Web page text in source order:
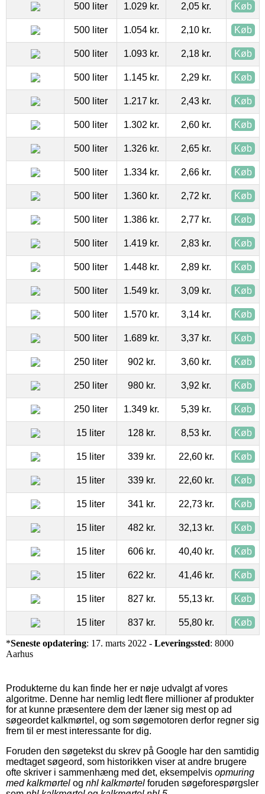
500 liter 1.029 kr. 2,05 kr. Køb
500 liter 1.054 kr. 2,10 kr. Køb
500 liter 1.093 kr. 2,18 kr. Køb
500 liter 1.145 kr. 2,29 kr. Køb
500 liter 1.217 kr. 2,43 kr. Køb
500 liter 1.302 kr. 2,60 kr. Køb
500 liter 1.326 kr. 2,65 kr. Køb
500 liter 1.334 kr. 2,66 kr. Køb
500 liter 1.360 kr. 2,72 kr. Køb
500 liter 1.386 kr. 2,77 kr. Køb
500 liter 1.419 kr. 2,83 kr. Køb
500 liter 1.448 kr. 2,89 kr. Køb
500 liter 1.549 kr. 3,09 kr. Køb
500 liter 1.570 kr. 3,14 kr. Køb
500 liter 1.689 kr. 3,37 kr. Køb
250 liter 902 kr. 3,60 kr. Køb
250 liter 980 kr. 3,92 kr. Køb
250 liter 1.349 kr. 5,39 kr. Køb
15 liter 128 kr. 8,53 kr. Køb
15 liter 339 kr. 22,60 kr. Køb
15 liter 339 kr. 22,60 kr. Køb
15 liter 341 kr. 22,73 kr. Køb
15 liter 482 kr. 32,13 kr. Køb
15 liter 606 kr. 40,40 kr. Køb
15 liter 622 kr. 41,46 kr. Køb
15 liter 827 kr. 55,13 kr. Køb
15 liter 837 kr. 55,80 kr. Køb
*Seneste opdatering: 17. marts 2022 - Leveringssted: 8000
Aarhus
Produkterne du kan finde her er nøje udvalgt af vores
algoritme. Denne har nemlig ledt flere millioner af produkter
for at kunne præsentere dem der læner sig mest op ad
søgeordet kalkmørtel, og som søgemotoren derfor regner sig
frem til er mest interessante for dig.
Foruden den søgetekst du skrev på Google har den samtidig
medtaget søgeord, som historikken viser at andre brugere
ofte skriver i sammenhæng med det, eksempelvis opmuring
med kalkmørtel og nhl kalkmørtel foruden søgeforespørgsler